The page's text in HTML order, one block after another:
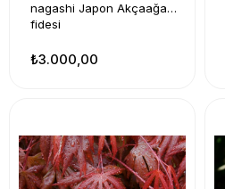
nagashi Japon Akçaağaç
fidesi
₺3.000,00